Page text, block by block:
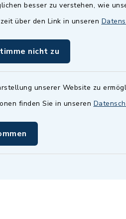
besser zu verstehen, wie
über den Link in unseren
nicht zu
unserer Website zu
finden Sie in unseren
Bürgeramt/EWO/Standesamt
Mittwochs geschlossen.